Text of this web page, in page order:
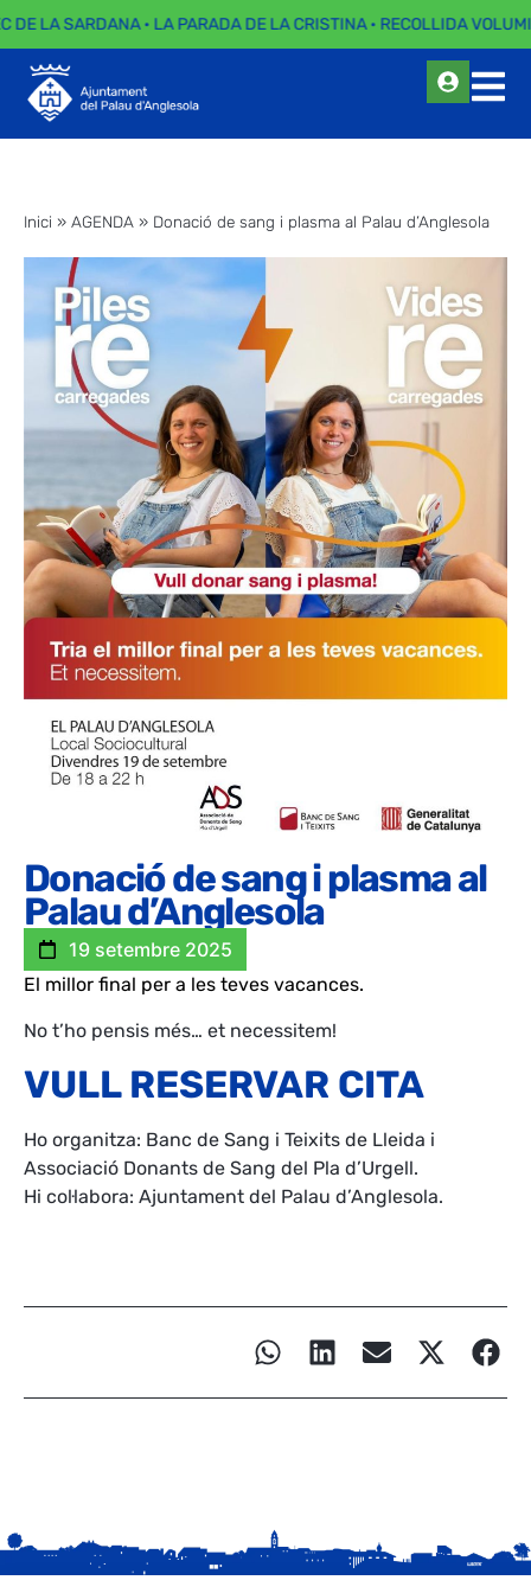
DE LA SARDANA · LA PARADA DE LA CRISTINA · RECOLLIDA
Inici » AGENDA » Donació de sang i plasma al Palau d’Anglesola
Donació de sang i plasma al
Palau d’Anglesola
19 setembre 2025
El millor final per a les teves vacances.
No t’ho pensis més… et necessitem!
VULL RESERVAR CITA
Ho organitza: Banc de Sang i Teixits de Lleida i
Associació Donants de Sang del Pla d’Urgell.
Hi col·labora: Ajuntament del Palau d’Anglesola.